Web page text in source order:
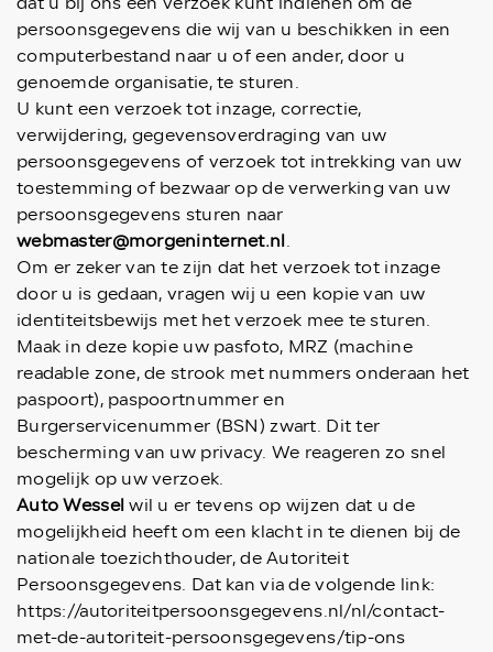
persoonsgegevens die wij van u beschikken in een
computerbestand naar u of een ander, door u
genoemde organisatie, te sturen.
U kunt een verzoek tot inzage, correctie,
verwijdering, gegevensoverdraging van uw
persoonsgegevens of verzoek tot intrekking van uw
toestemming of bezwaar op de verwerking van uw
persoonsgegevens sturen naar
webmaster@morgeninternet.nl.
Om er zeker van te zijn dat het verzoek tot inzage
door u is gedaan, vragen wij u een kopie van uw
identiteitsbewijs met het verzoek mee te sturen.
Maak in deze kopie uw pasfoto, MRZ (machine
readable zone, de strook met nummers onderaan het
paspoort), paspoortnummer en
Burgerservicenummer (BSN) zwart. Dit ter
bescherming van uw privacy. We reageren zo snel
mogelijk op uw verzoek.
Auto Wesselwil u er tevens op wijzen dat u de
mogelijkheid heeft om een klacht in te dienen bij de
nationale toezichthouder, de Autoriteit
Persoonsgegevens. Dat kan via de volgende link:
https://autoriteitpersoonsgegevens.nl/nl/contact-
met-de-autoriteit-persoonsgegevens/tip-ons